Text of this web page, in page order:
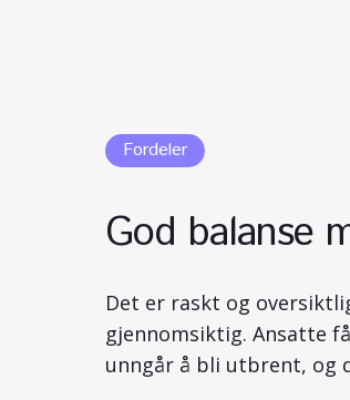
Fordeler
God balanse
Det er raskt og
gjennomsiktig. Ansatte
unngår å bli utbrent, og